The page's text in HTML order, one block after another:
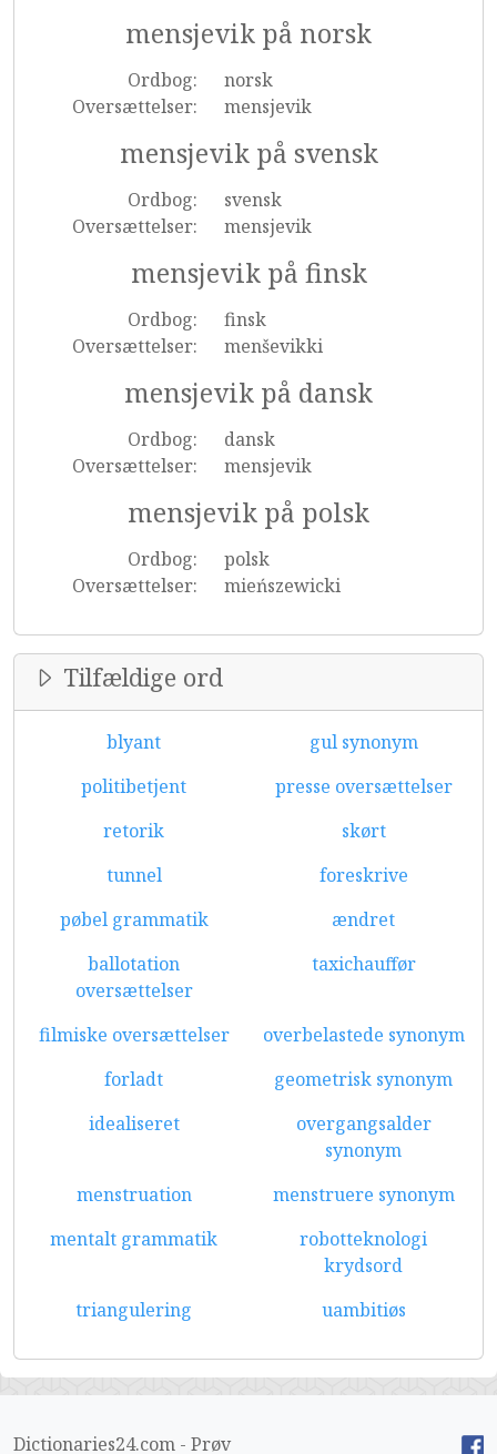
mensjevik på norsk
Ordbog:
norsk
Oversættelser:
mensjevik
mensjevik på svensk
Ordbog:
svensk
Oversættelser:
mensjevik
mensjevik på finsk
Ordbog:
finsk
Oversættelser:
menševikki
mensjevik på dansk
Ordbog:
dansk
Oversættelser:
mensjevik
mensjevik på polsk
Ordbog:
polsk
Oversættelser:
mieńszewicki
Tilfældige ord
blyant
gul synonym
politibetjent
presse oversættelser
retorik
skørt
tunnel
foreskrive
pøbel grammatik
ændret
ballotation
oversættelser
taxichauffør
filmiske oversættelser
overbelastede synonym
forladt
geometrisk synonym
idealiseret
overgangsalder
synonym
menstruation
menstruere synonym
mentalt grammatik
robotteknologi
krydsord
triangulering
uambitiøs
Dictionaries24.com - Prøv